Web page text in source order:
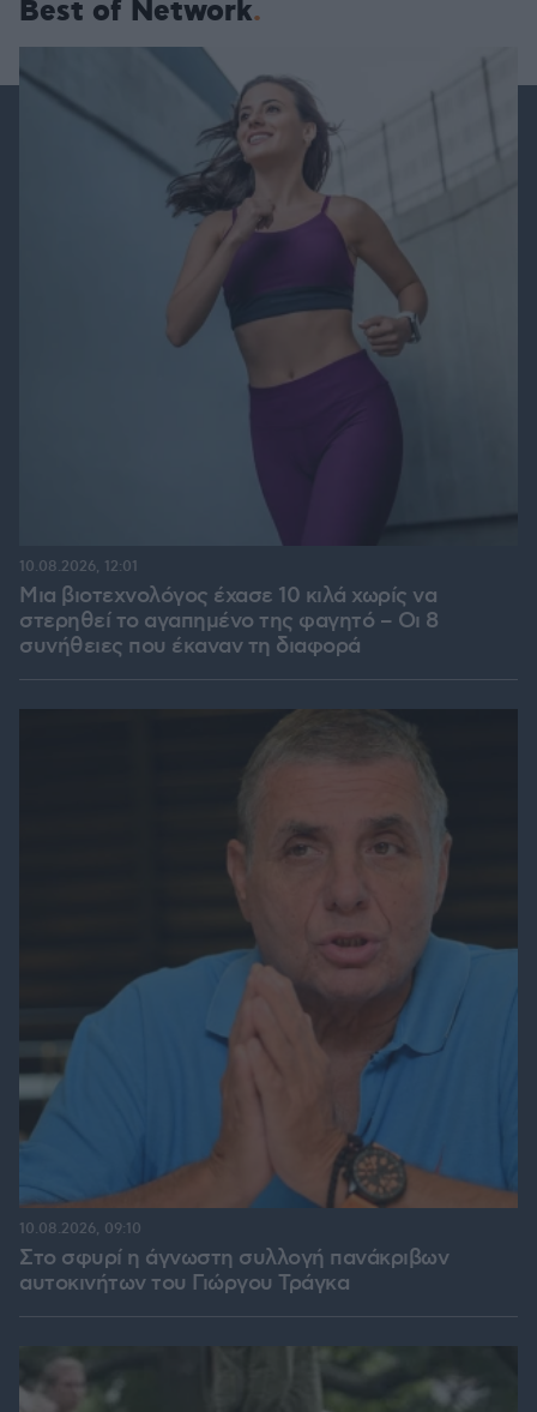
Best of Network
Μια βιοτεχνολόγος έχασε 10 κιλά χωρίς να
στερηθεί το αγαπημένο της φαγητό – Οι 8
συνήθειες που έκαναν τη διαφορά
10.08.2026, 12:01
Στο σφυρί η άγνωστη συλλογή πανάκριβων
αυτοκινήτων του Γιώργου Τράγκα
10.08.2026, 09:10